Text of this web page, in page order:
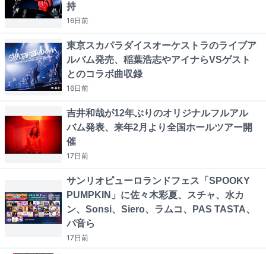
持
16日前
東京スカパラダイスオーケストラのライブア
ルバム発売、稲葉浩志やアイナらVSゲスト
とのコラボ曲収録
16日前
吉井和哉が12年ぶりのオリジナルフルアル
バム発表、来年2月より全国ホールツアー開
催
17日前
サンリオピューロランドフェス「SPOOKY
PUMPKIN」に佐々木彩夏、スチャ、水カ
ン、Sonsi、Siero、ラムコ、PAS TASTA、
パ音ら
17日前